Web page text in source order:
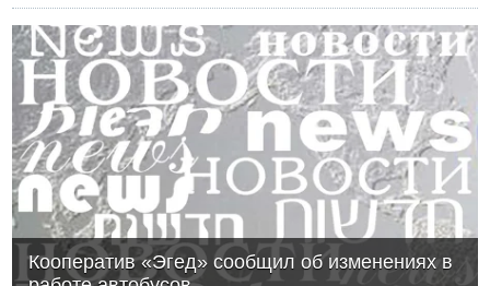
Кооператив «Эгед» сообщил об изменениях в